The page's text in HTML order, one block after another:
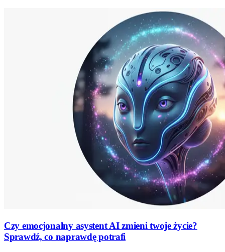
Czy emocjonalny asystent AI zmieni twoje życie?
Sprawdź, co naprawdę potrafi